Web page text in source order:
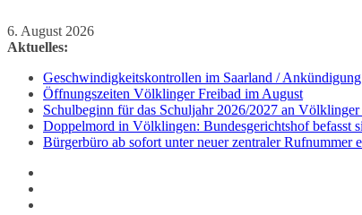
Zum
Inhalt
6. August 2026
Aktuelles:
Geschwindigkeitskontrollen im Saarland /
Öffnungszeiten Völklinger Freibad im August
Schulbeginn für das Schuljahr 2026/2027 an
Doppelmord in Völklingen: Bundesgerichtshof befasst
Bürgerbüro ab sofort unter neuer zentraler Rufnummer